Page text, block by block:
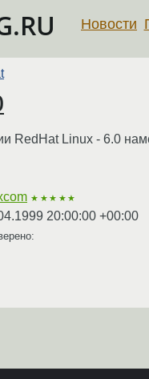
Новости
RedHat Linux - 6.0
★★★★★
20:00:00 +00:00